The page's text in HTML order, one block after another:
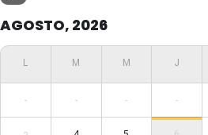
AGOSTO, 2026
- - - -